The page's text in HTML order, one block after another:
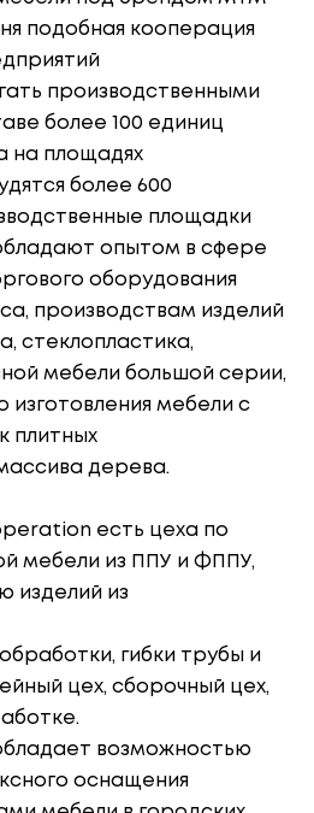
подобная кооперация
производственными
более 100 единиц
на площадях
более 600
площадки
опытом в сфере
оборудования
производствам изделий
стеклопластика,
мебели большой серии,
изготовления мебели с
плитных
дерева.
есть цеха по
мебели из ППУ и ФППУ,
изделий из
гибки трубы и
цех, сборочный цех,
возможностью
оснащения